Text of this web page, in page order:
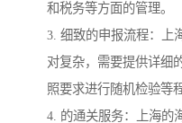
和税务等方面的管理。
3. 细致的申报流程：上
对复杂，需要提供详细
照要求进行随机检验等
4. 的通关服务：上海的